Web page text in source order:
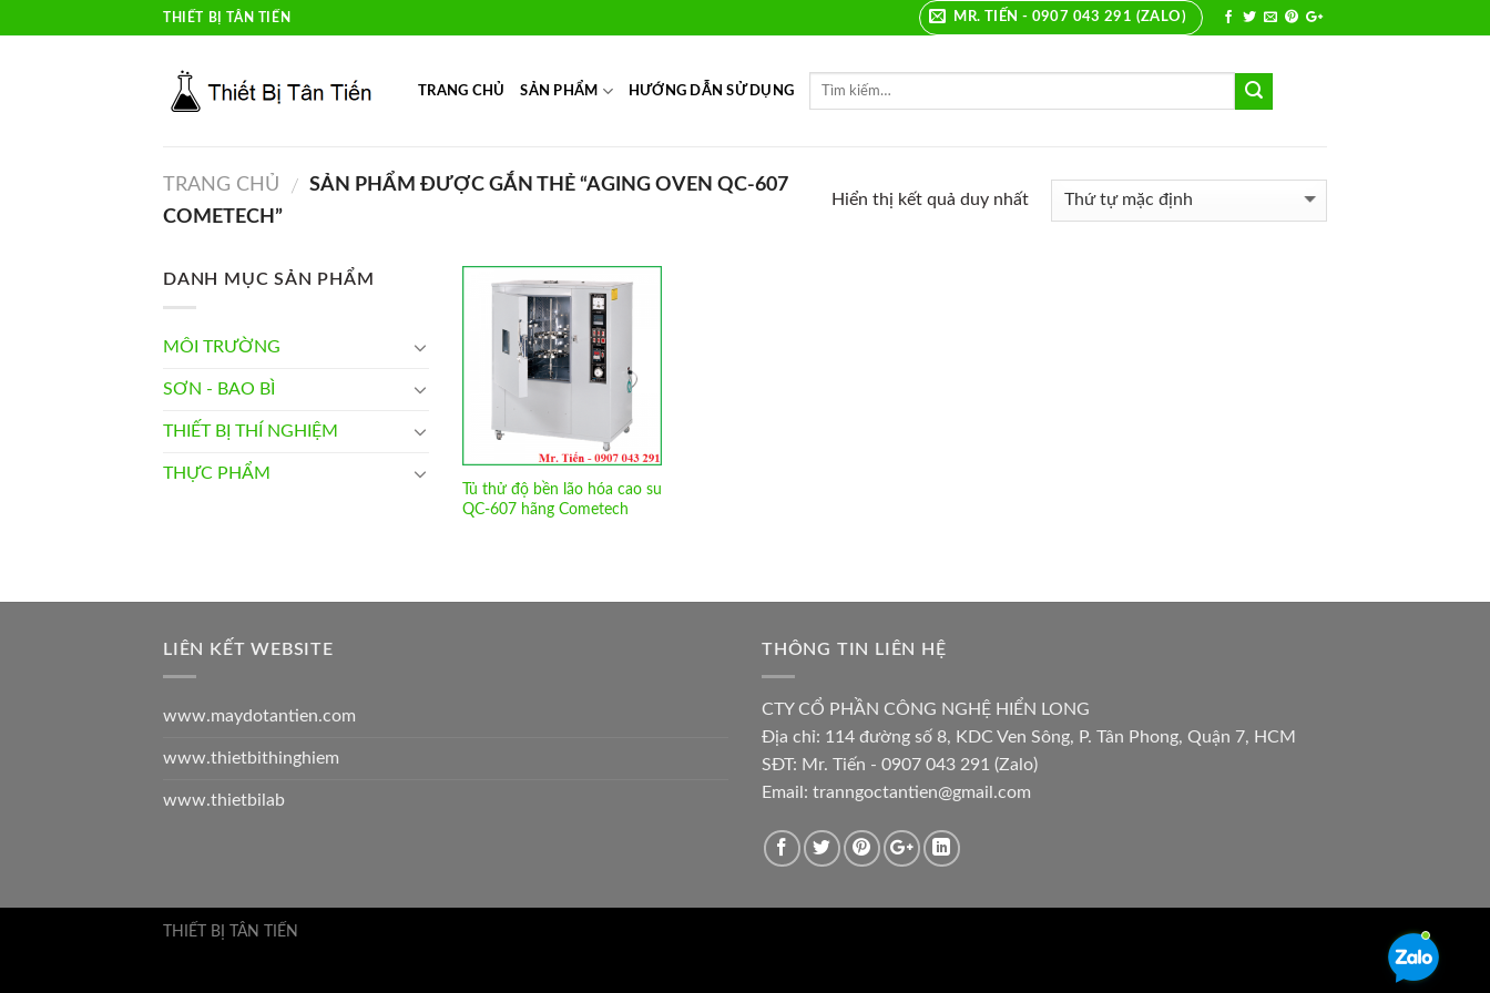
to
THIẾT BỊ TÂN TIẾN MR. TIẾN - 0907 043 291 (ZALO)
TRANG CHỦ SẢN PHẨM HƯỚNG DẪN SỬ DỤNG
TRANG CHỦ / SẢN PHẨM ĐƯỢC GẮN THẺ “AGING OVEN QC-607
COMETECH”
Hiển thị kết quả duy nhất
DANH MỤC SẢN PHẨM
MÔI TRƯỜNG
SƠN - BAO BÌ
THIẾT BỊ THÍ NGHIỆM
THỰC PHẨM
Add to
Wishlist
Tủ thử độ bền lão hóa cao su
QC-607 hãng Cometech
LIÊN KẾT WEBSITE
www.maydotantien.com
www.thietbithinghiem
www.thietbilab
THÔNG TIN LIÊN HỆ
CTY CỔ PHẦN CÔNG NGHỆ HIỂN LONG
Địa chỉ: 114 đường số 8, KDC Ven Sông, P. Tân Phong, Quận 7, HCM
SĐT: Mr. Tiến - 0907 043 291 (Zalo)
Email: tranngoctantien@gmail.com
THIẾT BỊ TÂN TIẾN